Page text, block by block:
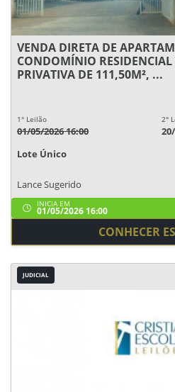
VENDA DIRETA DE
CONDOMÍNIO RESIDENCIAL
PRIVATIVA DE 111,50M², ...
1° Leilão
01/05/2026 16:00
2°
Lote Único
Lance Sugerido
INICIA EM
01/05/2026 16:00
CONHECER
JUDICIAL